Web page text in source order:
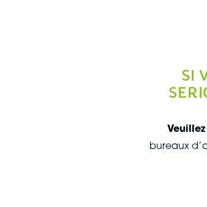
SI
bureaux